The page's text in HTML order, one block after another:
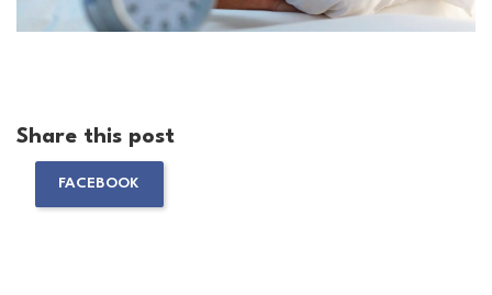
Share this post
FACEBOOK